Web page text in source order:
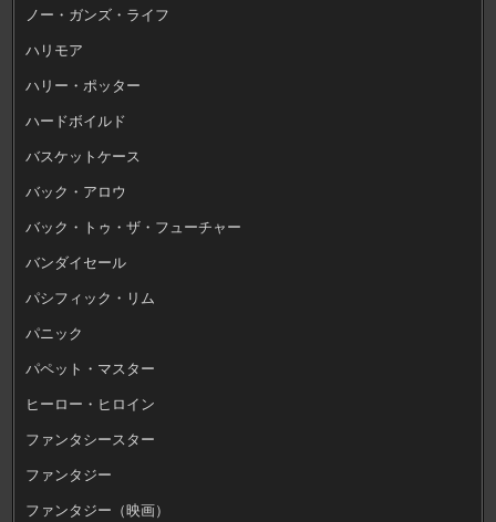
ノー・ガンズ・ライフ
ハリモア
ハリー・ポッター
ハードボイルド
バスケットケース
バック・アロウ
バック・トゥ・ザ・フューチャー
バンダイセール
パシフィック・リム
パニック
パペット・マスター
ヒーロー・ヒロイン
ファンタシースター
ファンタジー
ファンタジー（映画）